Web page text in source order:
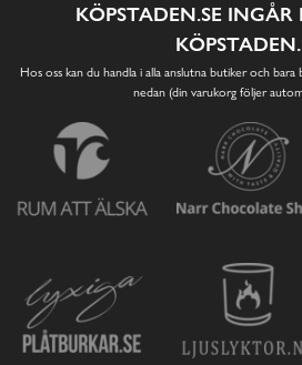
KÖPSTADEN.SE
Hos oss kan du handla i alla anslutna butiker och bara
nedan (din varukorg följer